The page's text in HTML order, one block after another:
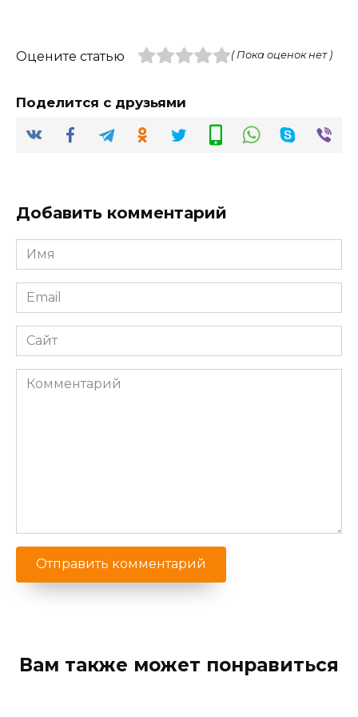
Оцените статью ( Пока оценок нет )
Поделится с друзьями
Добавить комментарий
Имя
*
Email
*
Сайт
Комментарий
Вам также может понравиться